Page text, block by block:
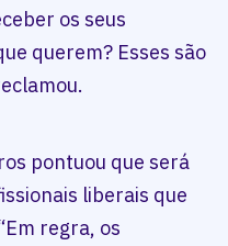
os seus
querem? Esses são
pontuou que será
liberais que
regra, os